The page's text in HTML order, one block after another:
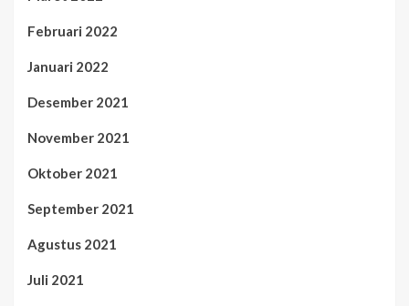
Februari 2022
Januari 2022
Desember 2021
November 2021
Oktober 2021
September 2021
Agustus 2021
Juli 2021